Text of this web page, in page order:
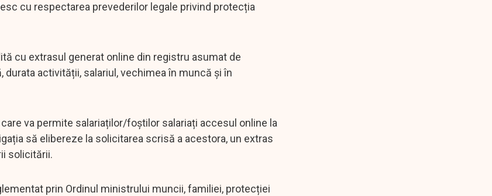
cu respectarea prevederilor legale privind protecția
cu extrasul generat online din registru asumat de
activității, salariul, vechimea în muncă și în
va permite salariaților/foștilor salariați accesul online la
să elibereze la solicitarea scrisă a acestora, un extras
solicitării.
prin Ordinul ministrului muncii, familiei, protecției